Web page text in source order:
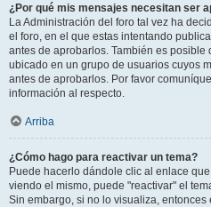
¿Por qué mis mensajes necesitan ser
La Administración del foro tal vez ha
el foro, en el que estas intentando
antes de aprobarlos. También es posible
ubicado en un grupo de usuarios cuyos
antes de aprobarlos. Por favor
información al respecto.
Arriba
¿Cómo hago para reactivar un tema?
Puede hacerlo dándole clic al enlace
viendo el mismo, puede "reactivar" el
Sin embargo, si no lo visualiza,